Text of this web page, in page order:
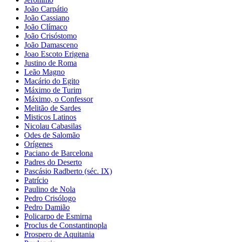
João Carpátio
João Cassiano
João Clímaco
João Crisóstomo
João Damasceno
Joao Escoto Erigena
Justino de Roma
Leão Magno
Macário do Egito
Máximo de Turim
Máximo, o Confessor
Melitão de Sardes
Misticos Latinos
Nicolau Cabasilas
Odes de Salomão
Orígenes
Paciano de Barcelona
Padres do Deserto
Pascásio Radberto (séc. IX)
Patrício
Paulino de Nola
Pedro Crisólogo
Pedro Damião
Policarpo de Esmirna
Proclus de Constantinopla
Prospero de Aquitania